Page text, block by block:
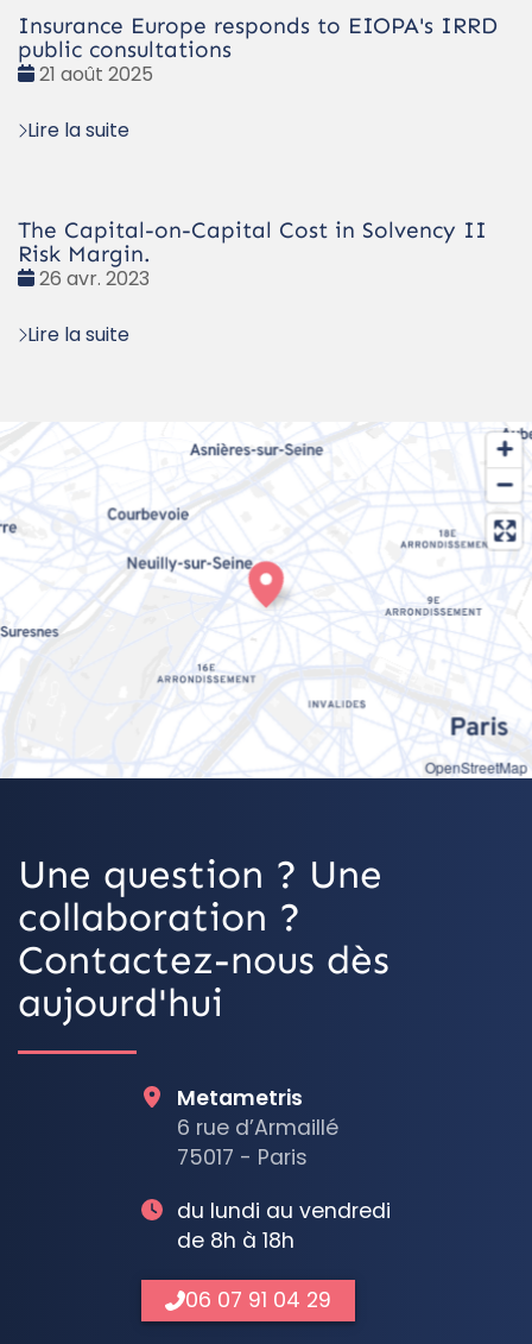
Insurance Europe responds to EIOPA's IRRD
public consultations
Date
21 août 2025
Lire la suite
The Capital-on-Capital Cost in Solvency II
Risk Margin.
Date
26 avr. 2023
Lire la suite
OpenStreetMap
Une question ? Une
collaboration ?
Contactez-nous dès
aujourd'hui
Metametris
6 rue d’Armaillé
75017 - Paris
du lundi au vendredi
de 8h à 18h
06 07 91 04 29